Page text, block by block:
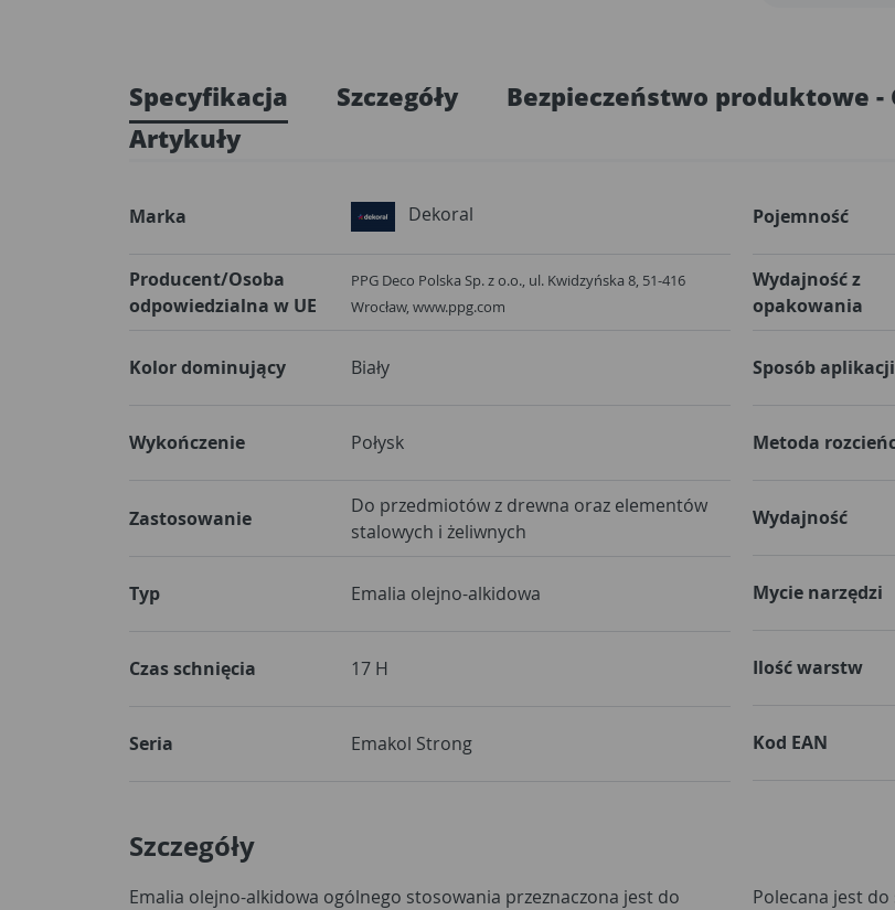
Specyfikacja Szczegóły Bezpieczeństwo produktowe -
Artykuły
Marka Dekoral
Producent/Osoba
odpowiedzialna w UE
PPG Deco Polska Sp. z o.o., ul. Kwidzyńska 8, 51-416
Wrocław, www.ppg.com
Kolor dominujący Biały
Wykończenie Połysk
Zastosowanie
Do przedmiotów z drewna oraz elementów
stalowych i żeliwnych
Typ Emalia olejno-alkidowa
Czas schnięcia 17 H
Seria Emakol Strong
Pojemność
Wydajność z
opakowania
Sposób aplikacji
Metoda
Wydajność
Mycie narzędzi
Ilość warstw
Kod EAN
Szczegóły
Emalia olejno-alkidowa ogólnego stosowania przeznaczona jest do
Polecana jest do stosowania w budynkach mieszkalnych oraz